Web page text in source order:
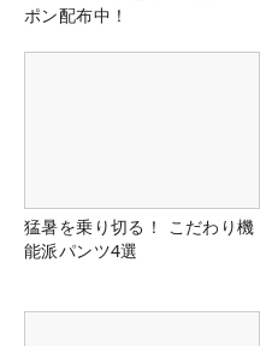
ポン配布中！
猛暑を乗り切る！ こだわり機
能派パンツ4選